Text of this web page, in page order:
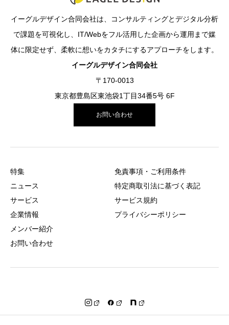
イーグルデザイン合同会社は、コンサルティングとデジタル分析
で課題を可視化し、IT/Webをフル活用した企画から運用まで媒
体に限定せず、柔軟に想いをカタチにするアプローチをします。
イーグルデザイン合同会社
〒170-0013
東京都豊島区東池袋1丁目34番5号 6F
お問い合わせ
特集
ニュース
サービス
企業情報
メンバー紹介
お問い合わせ
免責事項・ご利用条件
特定商取引法に基づく表記
サービス規約
プライバシーポリシー